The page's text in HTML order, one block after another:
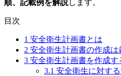
順、記載例を解説します。
目次
1 安全衛生計画書とは
2 安全衛生計画書の作成は
3 安全衛生計画書を作成す
3.1 安全衛生に対す